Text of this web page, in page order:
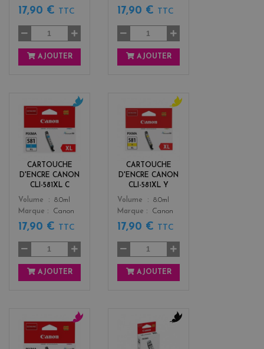
17,90 € TTC
AJOUTER
17,90 € TTC
AJOUTER
CARTOUCHE
D'ENCRE CANON
CLI-581XL C
Color
y
n
Volume
8.0ml
Marque
Canon
17,90 € TTC
AJOUTER
CARTOUCHE
D'ENCRE CANON
CLI-581XL Y
Color
l
o
w
Volume
8.0ml
Marque
Canon
17,90 € TTC
AJOUTER
a